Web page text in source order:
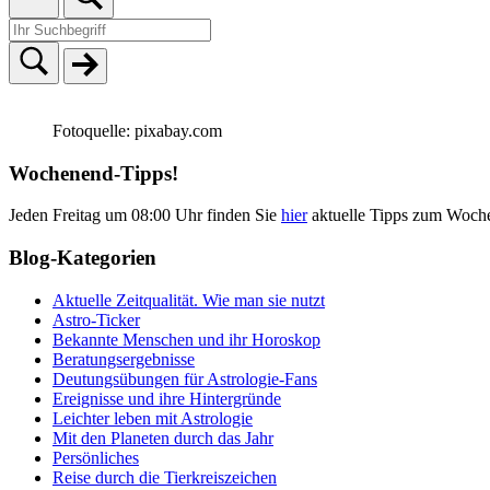
Fotoquelle: pixabay.com
Wochenend-Tipps!
Jeden Freitag um 08:00 Uhr finden Sie hieraktuelle Tipps zum
Blog-Kategorien
Aktuelle Zeitqualität. Wie man sie nutzt
Astro-Ticker
Bekannte Menschen und ihr Horoskop
Beratungsergebnisse
Deutungsübungen für Astrologie-Fans
Ereignisse und ihre Hintergründe
Leichter leben mit Astrologie
Mit den Planeten durch das Jahr
Persönliches
Reise durch die Tierkreiszeichen